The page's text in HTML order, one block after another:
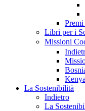
Premi
Libri per i
Missioni
Kenya
La Sostenibilità
Indietro
La